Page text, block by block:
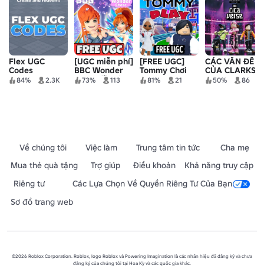
Flex UGC
Codes
84% 2.3K
[UGC miễn phí]
BBC Wonder
Chase 🧚 Winx
73% 113
[FREE UGC]
Tommy Chơi
81% 21
CÁC VẤN ĐỀ
CỦA CLARKS
50% 86
Về chúng tôi Việc làm Trung tâm tin tức
Cha mẹ
Mua thẻ quà tặng
Trợ giúp Điều khoản
Khả năng truy cập
Riêng tư
Các Lựa Chọn Về Quyền Riêng Tư Của Bạn
Sơ đồ trang web
©2026 Roblox Corporation. Roblox, logo Roblox và Powering Imagination là các nhãn hiệu đã đăng ký và chưa
đăng ký của chúng tôi tại Hoa Kỳ và các quốc gia khác.